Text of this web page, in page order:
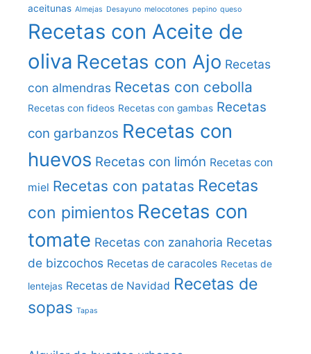
aceitunas Almejas Desayuno melocotones pepino queso
Recetas con Aceite de
oliva Recetas con Ajo Recetas
con almendras Recetas con cebolla
Recetas con fideos Recetas con gambas Recetas
con garbanzos Recetas con
huevos Recetas con limón Recetas con
miel Recetas con patatas Recetas
con pimientos Recetas con
tomate Recetas con zanahoria Recetas
de bizcochos Recetas de caracoles Recetas de
lentejas Recetas de Navidad Recetas de
sopas Tapas